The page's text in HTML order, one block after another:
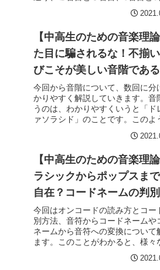
の間が短２度、それ以外が長２度
になるように並べた音階を、短音
は、後に解説する短音階の仲間と
るために自然短音階とも呼ばれま
【中高生のための音楽理
た目に騙されるな！不揃
びこそが美しい音階であ
をわかりやすく解説。
今回から音階について、数回に分
かりやすく解説していきます。音
うのは、わかりやすくいうと「ド
ァソラシド」のことです。このよ
段上に音を並べたものを、音階と
す。しかし、ただ並べるのではな
類に分けられています。音階は、
によって大きく２種類に分けられ
す。
【中高生のための音楽理
ラシックからポップスま
自在？コードネームの判
換方法をわかりやすく解
今回はオンコードの読み方とコー
別方法、音符からコードネームや
ネームから音符への変換について
ます。このことがわかると、様々
ンジを自由自在に行うことができ
になります。コードネームの書き